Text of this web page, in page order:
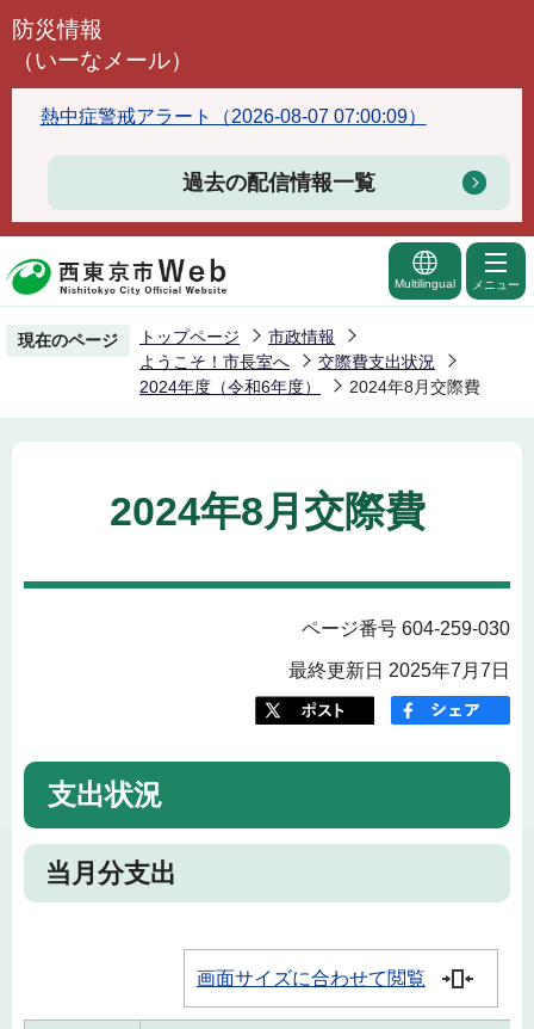
こ
頭
で
防災情報
（いーなメール）
熱中症警戒アラート（2026-08-07 07:00:09）
過去の配信情報一覧
Multilingual メニュー
現在のページ トップページ
市政情報
ようこそ！市長室へ
交際費支出状況
2024年度（令和6年度）
2024年8月交際費
2024年8月交際費
ページ番号 604-259-030
最終更新日 2025年7月7日
支出状況
当月分支出
画面サイズに合わせて閲覧